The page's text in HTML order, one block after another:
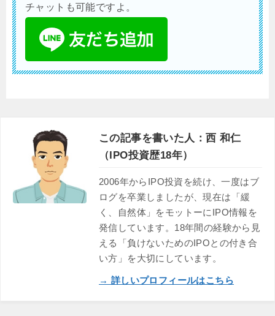
チャットも可能ですよ。
この記事を書いた人：西 和仁
（IPO投資歴18年）
2006年からIPO投資を続け、一度はブ
ログを卒業しましたが、現在は「緩
く、自然体」をモットーにIPO情報を
発信しています。18年間の経験から見
える「負けないためのIPOとの付き合
い方」を大切にしています。
→ 詳しいプロフィールはこちら